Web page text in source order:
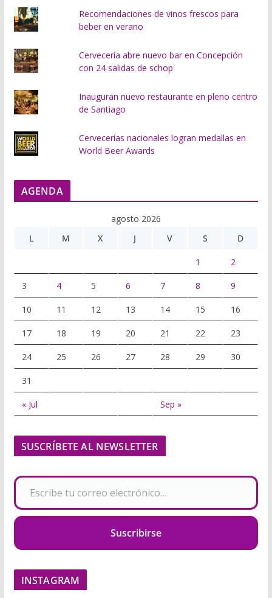
Recomendaciones de vinos frescos para
beber en verano
Cervecería abre nuevo bar en Concepción
con 24 salidas de schop
Inauguran nuevo restaurante en pleno centro
de Santiago
Cervecerías nacionales logran medallas en
World Beer Awards
AGENDA
agosto 2026
L
M X J V S D
1 2
3 4 5 6 7 8 9
10 11 12 13 14 15 16
17 18 19 20 21 22 23
24 25 26 27 28 29 30
31
« Jul Sep »
SUSCRÍBETE AL NEWSLETTER
Escribe tu correo electrónico…
Suscribirse
INSTAGRAM